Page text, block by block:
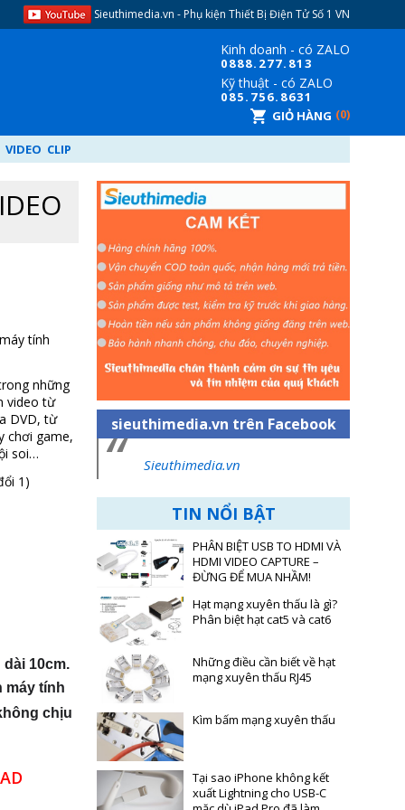
Sieuthimedia.vn - Phụ kiện Thiết Bị Điện Tử​ Số 1 VN
Kinh doanh - có ZALO
0888.277.813
Kỹ thuật - có ZALO
085.756.8631
GIỎ HÀNG
0
VIDEO CLIP
sieuthimedia.vn trên Facebook
Sieuthimedia.vn
TIN NỔI BẬT
PHÂN BIỆT USB TO HDMI VÀ
HDMI VIDEO CAPTURE –
ĐỪNG ĐỂ MUA NHẦM!
Hạt mạng xuyên thấu là gì?
Phân biệt hạt cat5 và cat6
Những điều cần biết về hạt
mạng xuyên thấu RJ45
Kìm bấm mạng xuyên thấu
Tại sao iPhone không kết
xuất Lightning cho USB-C
tính
những
video từ
DVD, từ
chơi game,
soi…
1)
10cm.
máy tính
chịu